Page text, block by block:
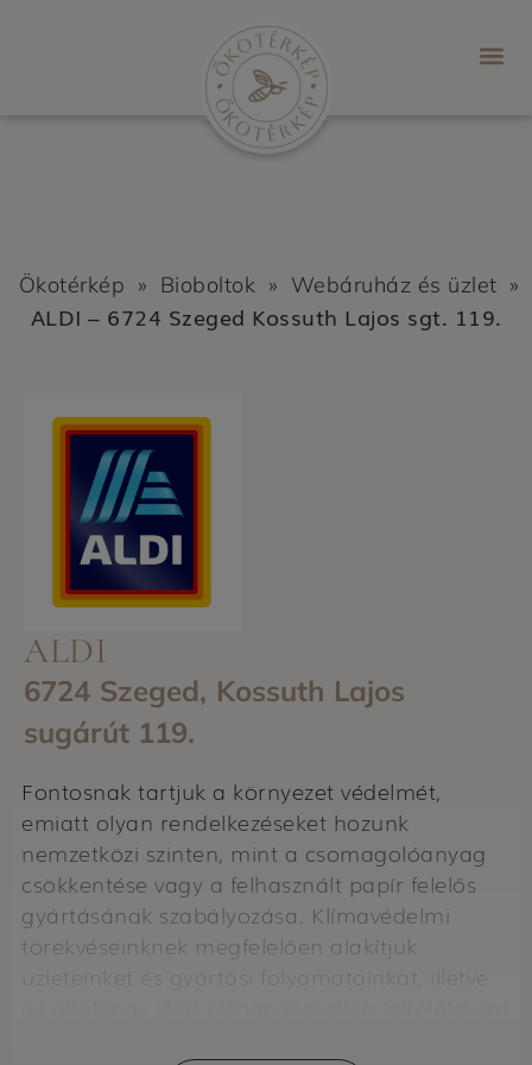
Ökotérkép » Bioboltok » Webáruház és üzlet »
ALDI – 6724 Szeged Kossuth Lajos sgt. 119.
ALDI
6724 Szeged, Kossuth Lajos
sugárút 119.
Fontosnak tartjuk a környezet védelmét,
emiatt olyan rendelkezéseket hozunk
nemzetközi szinten, mint a csomagolóanyag
csökkentése vagy a felhasznált papír felelős
gyártásának szabályozása. Klímavédelmi
törekvéseinknek megfelelően alakítjuk